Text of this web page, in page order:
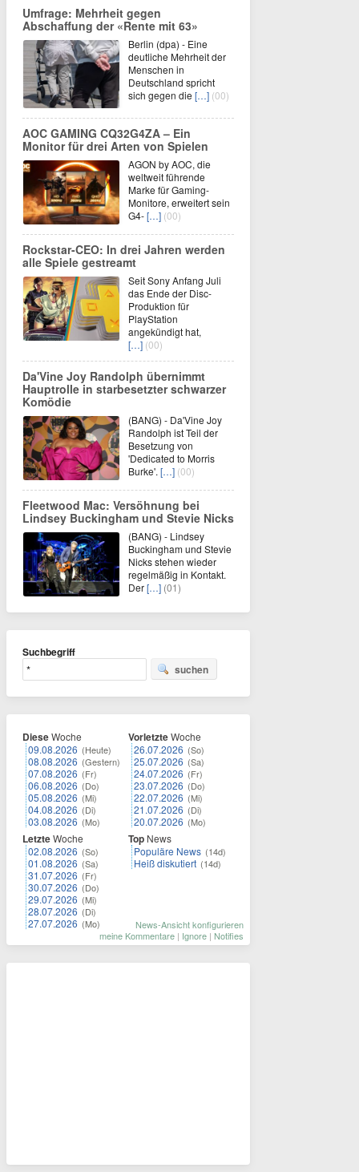
Umfrage: Mehrheit gegen
Abschaffung der «Rente mit 63»
Berlin (dpa) - Eine
deutliche Mehrheit der
Menschen in
Deutschland spricht
sich gegen die […] (00)
AOC GAMING CQ32G4ZA – Ein
Monitor für drei Arten von Spielen
AGON by AOC, die
weltweit führende
Marke für Gaming-
Monitore, erweitert sein
G4-[…] (00)
Rockstar-CEO: In drei Jahren werden
alle Spiele gestreamt
Seit Sony Anfang Juli
das Ende der Disc-
Produktion für
PlayStation
angekündigt hat,
[…] (00)
Da'Vine Joy Randolph übernimmt
Hauptrolle in starbesetzter schwarzer
Komödie
(BANG) - Da'Vine Joy
Randolph ist Teil der
Besetzung von
'Dedicated to Morris
Burke'. […] (00)
Fleetwood Mac: Versöhnung bei
Lindsey Buckingham und Stevie Nicks
(BANG) - Lindsey
Buckingham und Stevie
Nicks stehen wieder
regelmäßig in Kontakt.
Der[…] (01)
Suchbegriff
suchen
DieseWoche
09.08.2026 (Heute)
08.08.2026 (Gestern)
07.08.2026 (Fr)
06.08.2026 (Do)
05.08.2026 (Mi)
04.08.2026 (Di)
03.08.2026 (Mo)
LetzteWoche
02.08.2026 (So)
01.08.2026 (Sa)
31.07.2026 (Fr)
30.07.2026 (Do)
29.07.2026 (Mi)
28.07.2026 (Di)
27.07.2026 (Mo)
VorletzteWoche
26.07.2026 (So)
25.07.2026 (Sa)
24.07.2026 (Fr)
23.07.2026 (Do)
22.07.2026 (Mi)
21.07.2026 (Di)
20.07.2026 (Mo)
Top News
Populäre News (14d)
Heiß diskutiert (14d)
News-Ansicht konfigurieren
meine Kommentare | Ignore | Notifies